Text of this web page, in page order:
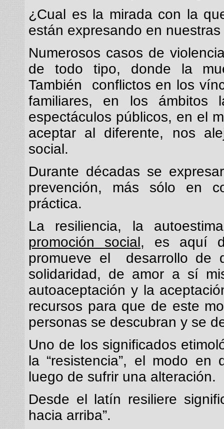
¿Cual es la mirada con la
están expresando en
Numerosos casos de
de todo tipo, donde la
También conflictos en los
familiares, en los ámbitos
espectáculos públicos, en el
aceptar al diferente, nos
social.
Durante décadas se
prevención, más sólo en
práctica.
La resiliencia, la
promoción social, es aquí
promueve el desarrollo de
solidaridad, de amor a sí
autoaceptación y la
recursos para que de este
personas se descubran y se
Uno de los significados
la “resistencia”, el modo
luego de sufrir una alteración.
Desde el latín resiliere
hacia arriba”.